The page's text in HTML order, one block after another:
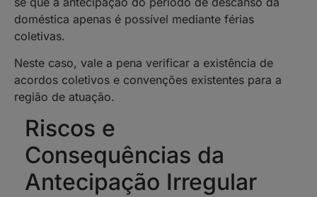
doméstica apenas é possível mediante férias
coletivas.
Neste caso, vale a pena verificar a existência de
acordos coletivos e convenções existentes para a
região de atuação.
Riscos e
Consequências da
Antecipação Irregular